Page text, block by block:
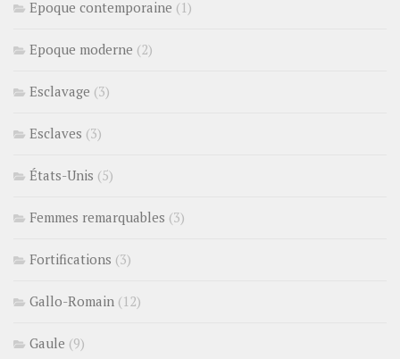
Epoque contemporaine (1)
Epoque moderne (2)
Esclavage (3)
Esclaves (3)
États-Unis (5)
Femmes remarquables (3)
Fortifications (3)
Gallo-Romain (12)
Gaule (9)